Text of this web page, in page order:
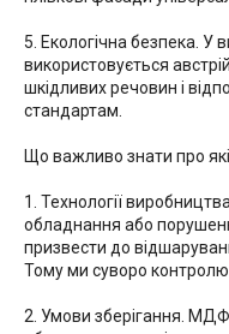
5. Екологічна безпека. У
використовується
шкідливих речовин і
стандартам.
Що важливо знати про
1. Технології
обладнання або
призвести до
Тому ми суворо
2. Умови зберігання.